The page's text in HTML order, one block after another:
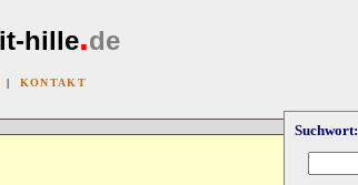
hille.de
| KONTAKT
Suchwort: